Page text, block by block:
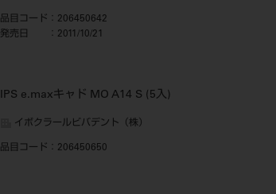
品目コード ：206450642
発売日
：2011/10/21
IPS e.maxキャド MO A14 S (5入)
イボクラールビバデント（株）
品目コード ：206450650